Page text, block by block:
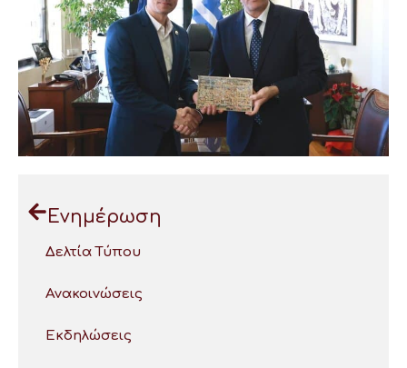
Ενημέρωση
Δελτία Τύπου
Ανακοινώσεις
Εκδηλώσεις